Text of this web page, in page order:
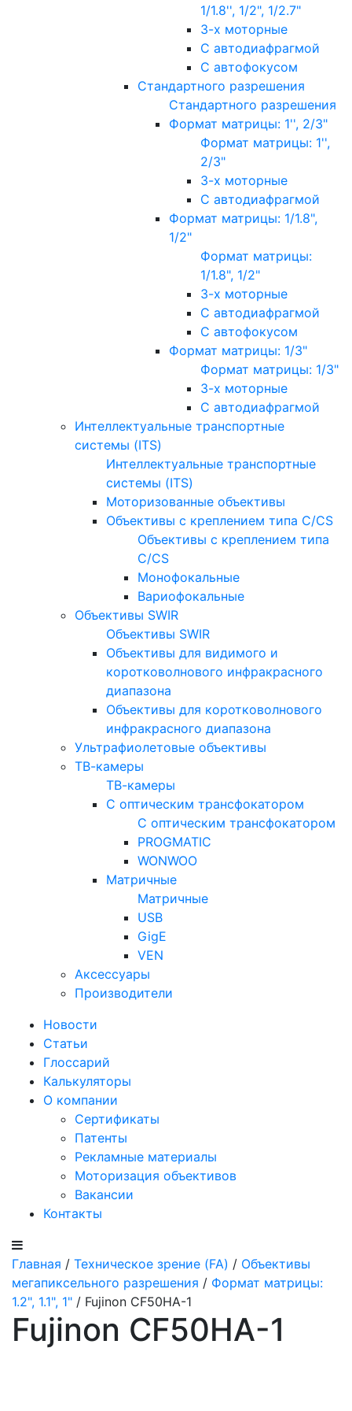
1/1.8'', 1/2", 1/2.7"
3-х моторные
С автодиафрагмой
С автофокусом
Стандартного разрешения
Стандартного разрешения
Формат матрицы: 1'', 2/3"
Формат матрицы: 1'',
2/3"
3-х моторные
С автодиафрагмой
Формат матрицы: 1/1.8",
1/2"
Формат матрицы:
1/1.8", 1/2"
3-х моторные
С автодиафрагмой
С автофокусом
Формат матрицы: 1/3"
Формат матрицы: 1/3"
3-х моторные
С автодиафрагмой
Интеллектуальные транспортные
системы (ITS)
Интеллектуальные транспортные
системы (ITS)
Моторизованные объективы
Объективы с креплением типа C/CS
Объективы с креплением типа
C/CS
Монофокальные
Вариофокальные
Объективы SWIR
Объективы SWIR
Объективы для видимого и
коротковолнового инфракрасного
диапазона
Объективы для коротковолнового
инфракрасного диапазона
Ультрафиолетовые объективы
ТВ-камеры
ТВ-камеры
С оптическим трансфокатором
С оптическим трансфокатором
PROGMATIC
WONWOO
Матричные
Матричные
USB
GigE
VEN
Аксессуары
Производители
Новости
Статьи
Глоссарий
Калькуляторы
О компании
Сертификаты
Патенты
Рекламные материалы
Моторизация объективов
Вакансии
Контакты
Главная / Техническое зрение (FA) / Объективы
мегапиксельного разрешения / Формат матрицы:
1.2", 1.1", 1" / Fujinon CF50HA-1
Fujinon CF50HA-1